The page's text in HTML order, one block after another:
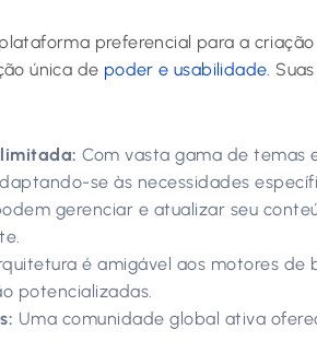
preferencial para a
única de poder e usabilidade.
Com vasta gama de temas
se às necessidades
gerenciar e atualizar seu
é amigável aos motores de
potencializadas.
Uma comunidade global ativa